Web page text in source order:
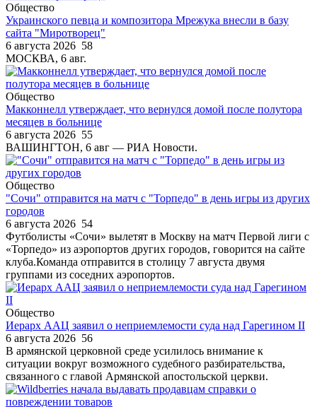
Общество
Украинского певца и композитора Мрежука внесли в базу
сайта "Миротворец"
6 августа 2026 58
МОСКВА, 6 авг.
Общество
Макконнелл утверждает, что вернулся домой после полутора
месяцев в больнице
6 августа 2026 55
ВАШИНГТОН, 6 авг — РИА Новости.
Общество
"Сочи" отправится на матч с "Торпедо" в день игры из других
городов
6 августа 2026 54
Футболисты «Сочи» вылетят в Москву на матч Первой лиги с
«Торпедо» из аэропортов других городов, говорится на сайте
клуба.Команда отправится в столицу 7 августа двумя
группами из соседних аэропортов.
Общество
Иерарх ААЦ заявил о неприемлемости суда над Гарегином II
6 августа 2026 56
В армянской церковной среде усилилось внимание к
ситуации вокруг возможного судебного разбирательства,
связанного с главой Армянской апостольской церкви.